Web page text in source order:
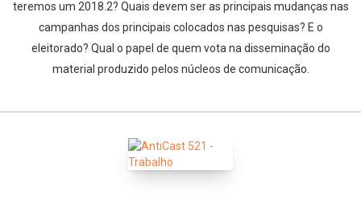
teremos um 2018.2? Quais devem ser as principais mudanças nas
campanhas dos principais colocados nas pesquisas? E o
eleitorado? Qual o papel de quem vota na disseminação do
material produzido pelos núcleos de comunicação.